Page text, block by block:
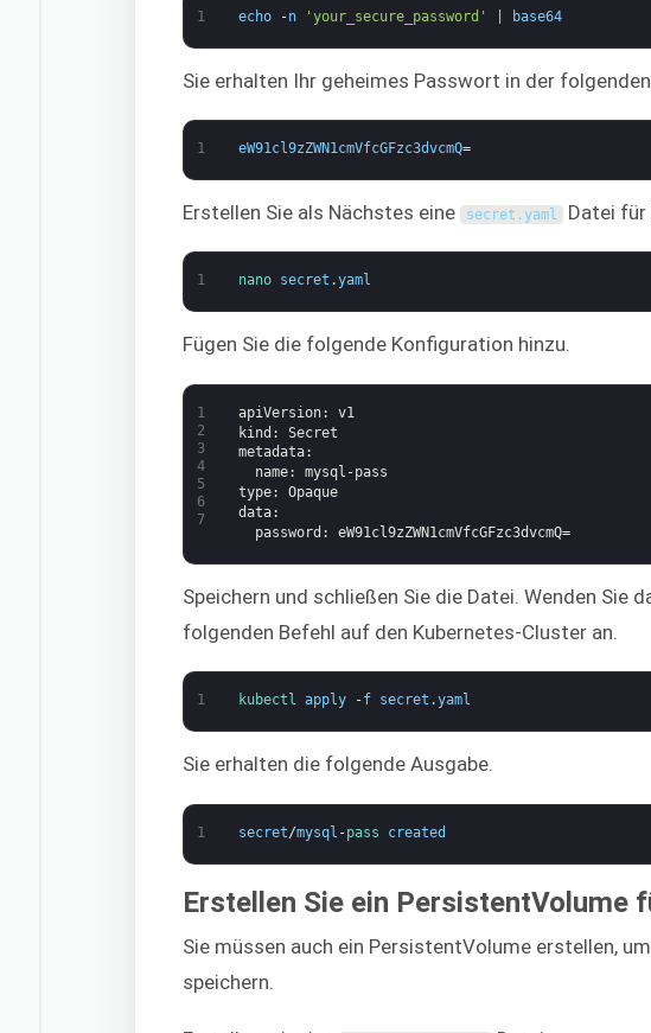
1 echo -n 'your_secure_password' base64
Sie erhalten Ihr geheimes Passwort in der folgenden
1 eW91cl9zZWN1cmVfcGFzc3dvcmQ=
Erstellen Sie als Nächstes eine secret .yaml Datei für
1 nano secret .yaml
Fügen Sie die folgende Konfiguration hinzu.
1
2
3
4
5
6
7
apiVersion: v1
kind : Secret
metadata:
name: mysql-pass
type: Opaque
data:
password : eW91cl9zZWN1cmVfcGFzc3dvcmQ=
Speichern und schließen Sie die Datei. Wenden Sie
folgenden Befehl auf den Kubernetes-Cluster an.
1 kubectl apply -f secret .yaml
Sie erhalten die folgende Ausgabe.
1 secret/mysql -pass created
Erstellen Sie ein PersistentVolume
Sie müssen auch ein PersistentVolume erstellen,
speichern.